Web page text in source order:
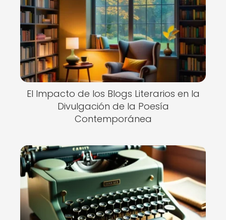
El Impacto de los Blogs Literarios en la
Divulgación de la Poesía
Contemporánea